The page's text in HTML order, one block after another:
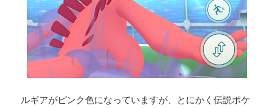
ルギアがピンク色になっていますが、とにかく伝説ポケ